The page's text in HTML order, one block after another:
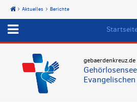
Start
Aktuelles Berichte
gebaerdenkreuz.de